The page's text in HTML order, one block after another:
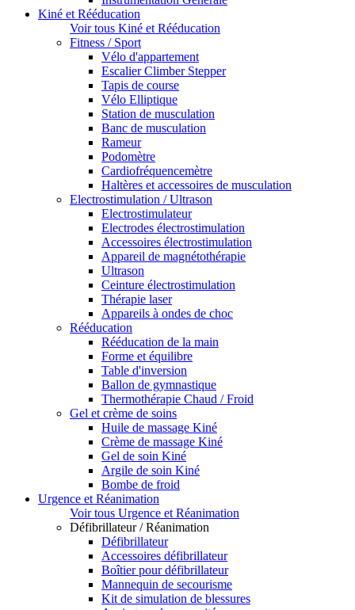
Kiné et Rééducation
Voir tous Kiné et Rééducation
Fitness / Sport
Vélo d'appartement
Escalier Climber Stepper
Tapis de course
Vélo Elliptique
Station de musculation
Banc de musculation
Rameur
Podomètre
Cardiofréquencemètre
Haltères et accessoires de musculation
Electrostimulation / Ultrason
Electrostimulateur
Electrodes électrostimulation
Accessoires électrostimulation
Appareil de magnétothérapie
Ultrason
Ceinture électrostimulation
Thérapie laser
Appareils à ondes de choc
Rééducation
Rééducation de la main
Forme et équilibre
Table d'inversion
Ballon de gymnastique
Thermothérapie Chaud / Froid
Gel et crème de soins
Huile de massage Kiné
Crème de massage Kiné
Gel de soin Kiné
Argile de soin Kiné
Bombe de froid
Urgence et Réanimation
Voir tous Urgence et Réanimation
Défibrillateur / Réanimation
Défibrillateur
Accessoires défibrillateur
Boîtier pour défibrillateur
Mannequin de secourisme
Kit de simulation de blessures